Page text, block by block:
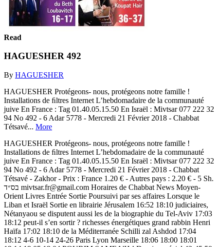
Read
HAGUESHER 492
By HAGUESHER
HAGUESHER Protégeons- nous, protégeons notre famille !
Installations de ﬁltres Internet L’hebdomadaire de la communauté
juive En France : Tag 01.40.05.15.50 En Israël : Mivtsar 077 222 32
94 No 492 - 6 Adar 5778 - Mercredi 21 Février 2018 - Chabbat
Tétsavé... More
HAGUESHER Protégeons- nous, protégeons notre famille !
Installations de ﬁltres Internet L’hebdomadaire de la communauté
juive En France : Tag 01.40.05.15.50 En Israël : Mivtsar 077 222 32
94 No 492 - 6 Adar 5778 - Mercredi 21 Février 2018 - Chabbat
Tétsavé - Zakhor - Prix : France 1.20 € - Autres pays : 2.20 € - 5 Sh.
‫בס״ד‬ mivtsar.fr@gmail.com Horaires de Chabbat News Moyen-
Orient Livres Entrée Sortie Poursuivi par ses affaires Lorsque le
Liban et Israël Sortie en librairie Jérusalem 16:52 18:10 judiciaires,
Nétanyaou se disputent aussi les de la biographie du Tel-Aviv 17:03
18:12 peut-il s’en sortir ? richesses énergétiques grand rabbin Henri
Haïfa 17:02 18:10 de la Méditerranée Schilli zal Ashdod 17:04
18:12 4-6 10-14 24-26 Paris Lyon Marseille 18:06 18:00 18:01